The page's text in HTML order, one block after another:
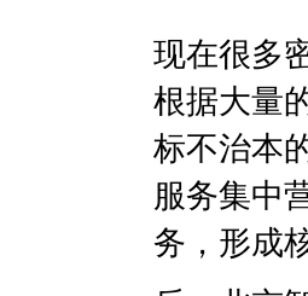
现在很多
根据大量
标不治本
服务集中
务，形成